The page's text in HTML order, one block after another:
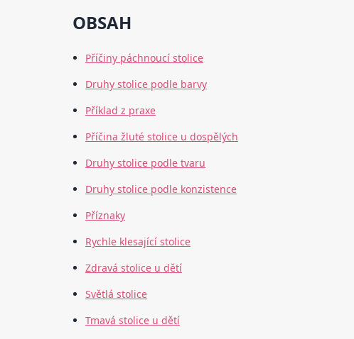
OBSAH
Příčiny páchnoucí stolice
Druhy stolice podle barvy
Příklad z praxe
Příčina žluté stolice u dospělých
Druhy stolice podle tvaru
Druhy stolice podle konzistence
Příznaky
Rychle klesající stolice
Zdravá stolice u dětí
Světlá stolice
Tmavá stolice u dětí